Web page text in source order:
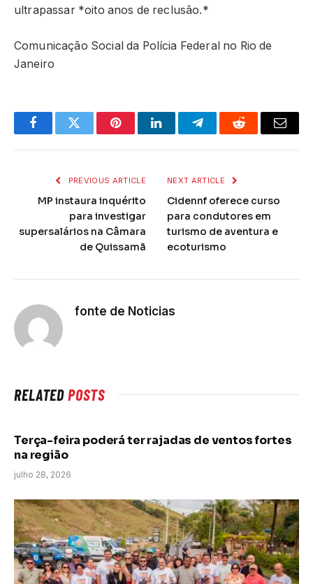
ultrapassar *oito anos de reclusão.*
Comunicação Social da Polícia Federal no Rio de
Janeiro
FacebookTwitter PinterestLinkedInTelegramReddit Email
PREVIOUS ARTICLE
MP instaura inquérito
para investigar
supersalários na Câmara
de Quissamã
NEXT ARTICLE
Cidennf oferece curso
para condutores em
turismo de aventura e
ecoturismo
fonte de Noticias
RELATEDPOSTS
Terça-feira poderá ter rajadas de ventos fortes
na região
julho 28, 2026